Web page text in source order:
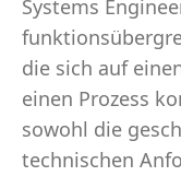
Systems
die sich auf
einen Prozess
sowohl die
technischen